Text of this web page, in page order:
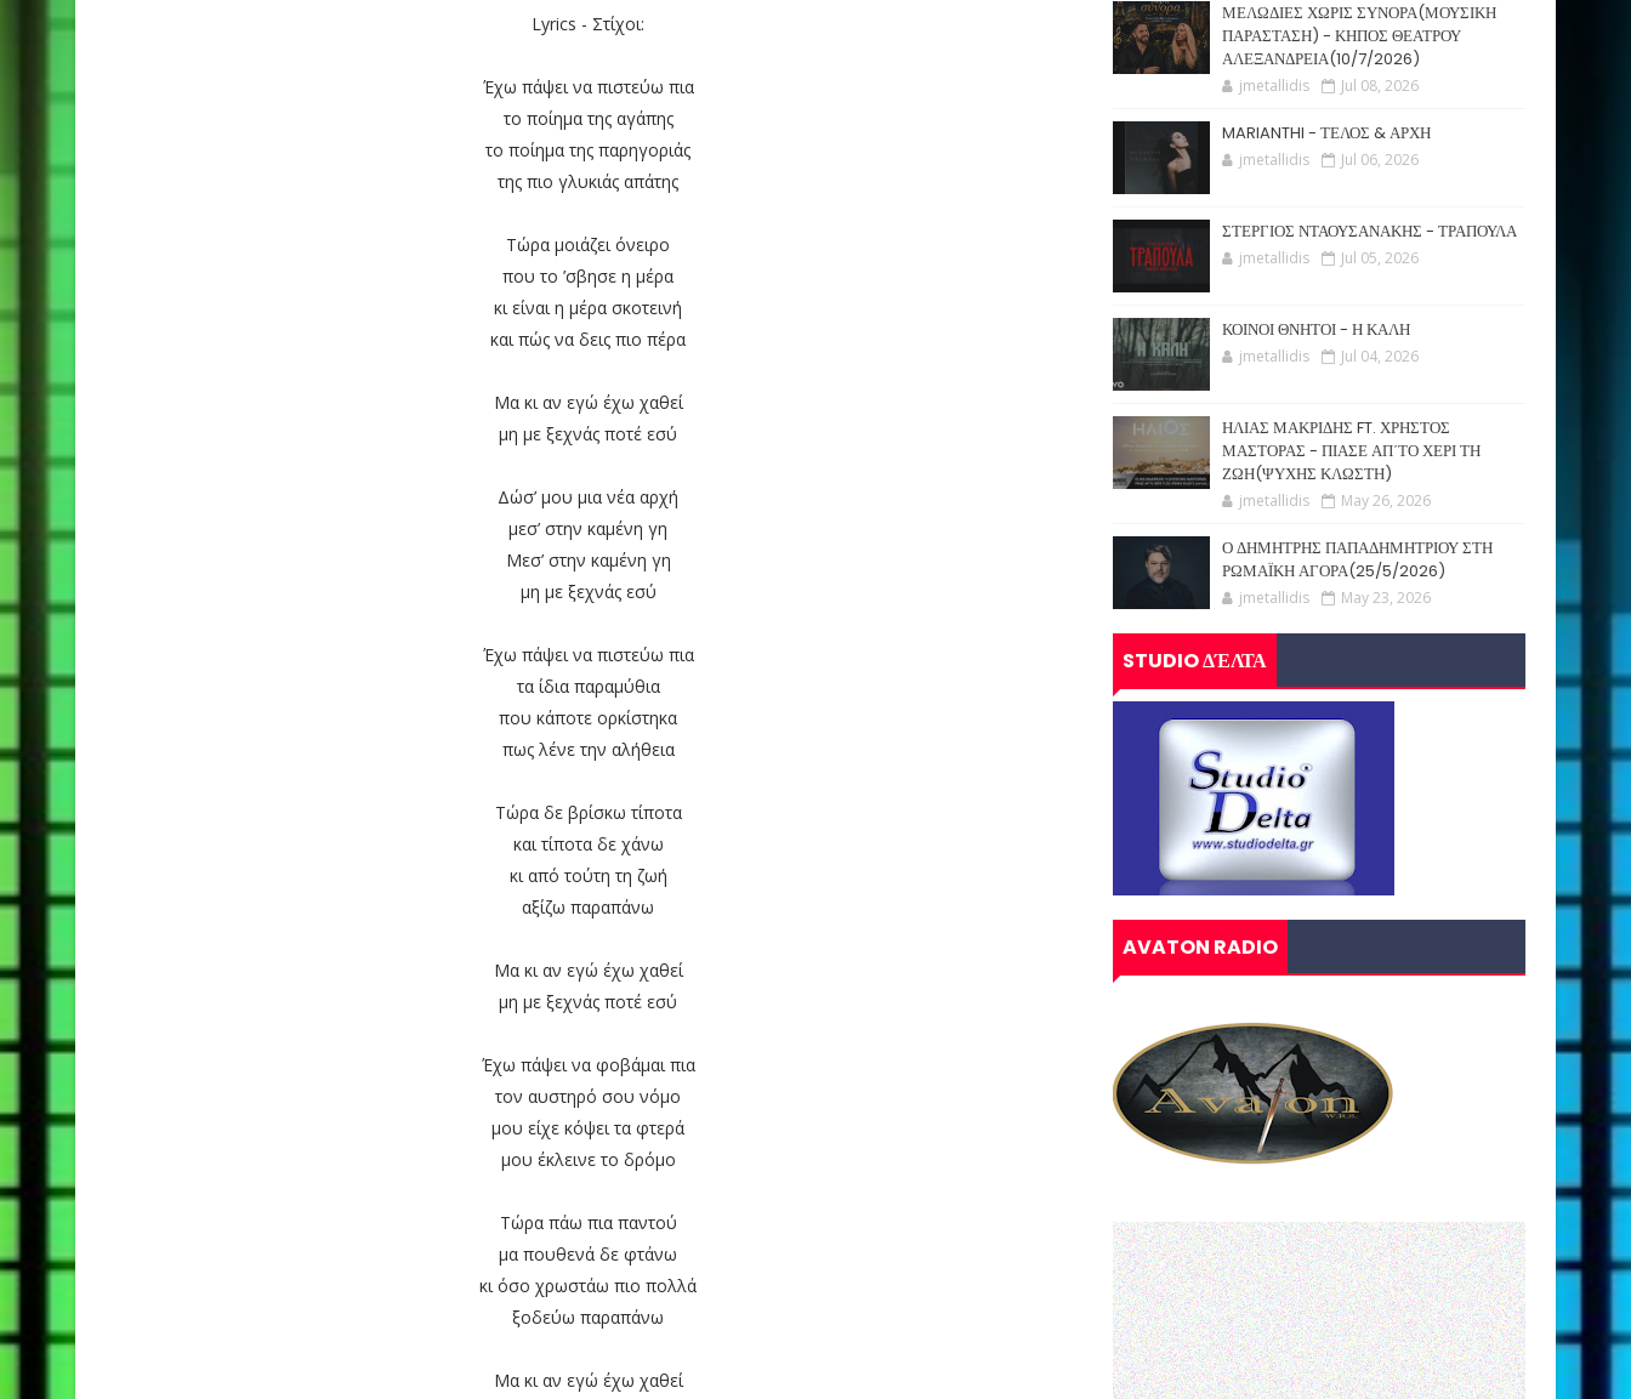
Lyrics - Στίχοι:
Έχω πάψει να πιστεύω πια
το ποίημα της αγάπης
το ποίημα της παρηγοριάς
της πιο γλυκιάς απάτης
Τώρα μοιάζει όνειρο
που το ’σβησε η μέρα
κι είναι η μέρα σκοτεινή
και πώς να δεις πιο πέρα
Μα κι αν εγώ έχω χαθεί
μη με ξεχνάς ποτέ εσύ
Δώσ’ μου μια νέα αρχή
μεσ’ στην καμένη γη
Μεσ’ στην καμένη γη
μη με ξεχνάς εσύ
Έχω πάψει να πιστεύω πια
τα ίδια παραμύθια
που κάποτε ορκίστηκα
πως λένε την αλήθεια
Τώρα δε βρίσκω τίποτα
και τίποτα δε χάνω
κι από τούτη τη ζωή
αξίζω παραπάνω
Μα κι αν εγώ έχω χαθεί
μη με ξεχνάς ποτέ εσύ
Έχω πάψει να φοβάμαι πια
τον αυστηρό σου νόμο
μου είχε κόψει τα φτερά
μου έκλεινε το δρόμο
Τώρα πάω πια παντού
μα πουθενά δε φτάνω
κι όσο χρωστάω πιο πολλά
ξοδεύω παραπάνω
Μα κι αν εγώ έχω χαθεί
ΜΕΛΩΔΙΕΣ ΧΩΡΙΣ ΣΥΝΟΡΑ(ΜΟΥΣΙΚΗ
ΠΑΡΑΣΤΑΣΗ) - ΚΗΠΟΣ ΘΕΑΤΡΟΥ
ΑΛΕΞΑΝΔΡΕΙΑ(10/7/2026)
jmetallidis Jul 08, 2026
MARIANTHI - ΤΕΛΟΣ & ΑΡΧΗ
jmetallidis Jul 06, 2026
ΣΤΕΡΓΙΟΣ ΝΤΑΟΥΣΑΝΑΚΗΣ - ΤΡΑΠΟΥΛΑ
jmetallidis Jul 05, 2026
ΚΟΙΝΟΙ ΘΝΗΤΟΙ - Η ΚΑΛΗ
jmetallidis Jul 04, 2026
ΗΛΙΑΣ ΜΑΚΡΙΔΗΣ FT. ΧΡΗΣΤΟΣ
ΜΑΣΤΟΡΑΣ - ΠΙΑΣΕ ΑΠ΄ΤΟ ΧΕΡΙ ΤΗ
ΖΩΗ(ΨΥΧΗΣ ΚΛΩΣΤΗ)
jmetallidis May 26, 2026
Ο ΔΗΜΗΤΡΗΣ ΠΑΠΑΔΗΜΗΤΡΙΟΥ ΣΤΗ
ΡΩΜΑΪΚΗ ΑΓΟΡΑ(25/5/2026)
jmetallidis May 23, 2026
STUDIO ΔΈΛΤΑ
AVATON RADIO